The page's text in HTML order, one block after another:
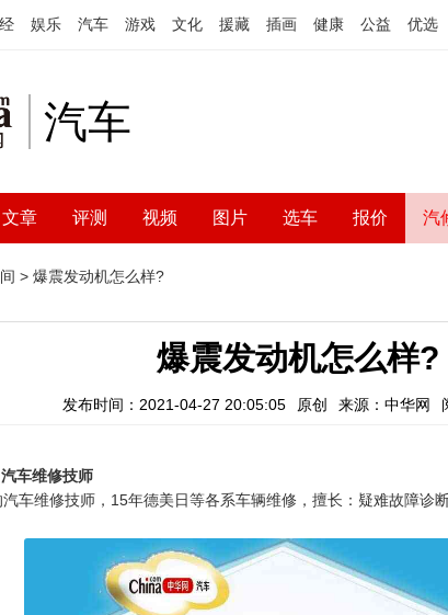
娱乐 汽车 游戏 文化 援藏 插画 健康 公益 优选
汽车
文章 评测 视频 图片 选车 报价 汽
> 爆震发动机怎么样?
爆震发动机怎么样?
发布时间：2021-04-27 20:05:05 原创 来源：中华网
汽车维修技师